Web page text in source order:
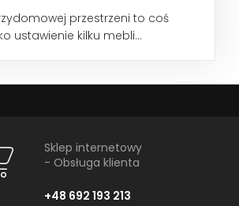
przestrzeni to coś
ustawienie kilku mebli...
Sklep internetowy
- Obsługa klienta
+48 692 193 213